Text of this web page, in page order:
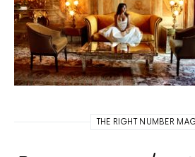
THE RIGHT NUMBER